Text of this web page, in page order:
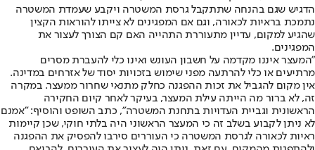
הדגיש שגם בהנחה שתתקבל גרסת המשטרה ויקבע שעמדת המשטרה
נתמכת בראיות לכאורה, וגם אם המפגינים לא צייתו להוראות הקצין
שהגיע למקום, עדיין מתעוררת התהייה האם קם הצורך לעצור את
המפגינים.
"המעצר איננו מקדמה על חשבון העונש ואינו כלי להעברת מסרים
מרתיעים או כלי להרתעה מפני שימוש בזכויות יסוד של אזרחים במדינה.
אין מקום להגביל את זכות ההפגנה כחלק מתנאי שחרור ממעצר. במקרה
זה, לא ברור מה הייתה עילת המעצר, בעיקר לאחר קיום החקירה
הראשונית וגביית העדויות בתחנת המשטרה", כתב השופט והוסיף: "אמנם
לא ניתן לקבוע בשלב זה כי המעצר הראשוני היה בלתי חוקי, שכן קיימות
ראיות לכאורה לגרסת המשטרה כי העוררים סירבו להפסיק את ההפגנה